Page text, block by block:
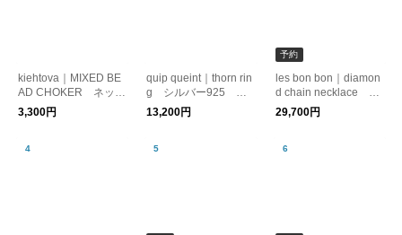
kiehtova｜MIXED BE
AD CHOKER ネック
レス コード レイヤ
ード
3,300円
quip queint｜thorn rin
g シルバー925 リ
ング ユニセックス
13,200円
予約
les bon bon｜diamon
d chain necklace ダ
イヤモンド 10金
ネックレス
29,700円